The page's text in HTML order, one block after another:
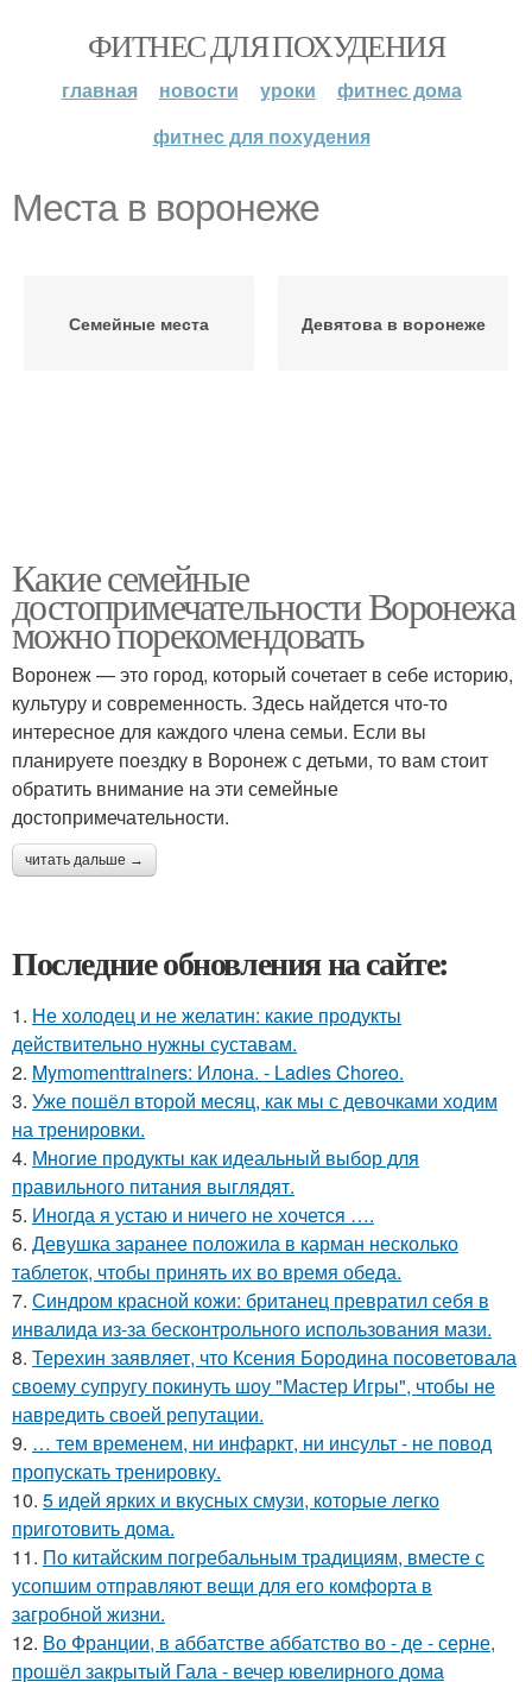
ФИТНЕС ДЛЯ ПОХУДЕНИЯ
главная новости уроки
фитнес дома
фитнес для похудения
Места в воронеже
Семейные места Девятова в воронеже
Какие семейные
достопримечательности Воронежа
можно порекомендовать
Воронеж — это город, который сочетает в себе историю,
культуру и современность. Здесь найдется что-то
интересное для каждого члена семьи. Если вы
планируете поездку в Воронеж с детьми, то вам стоит
обратить внимание на эти семейные
достопримечательности.
читать дальше →
Последние обновления на сайте:
1. Не холодец и не желатин: какие продукты
действительно нужны суставам.
2. Mymomenttrainers: Илона. - Ladies Choreo.
3. Уже пошёл второй месяц, как мы с девочками ходим
на тренировки.
4. Многие продукты как идеальный выбор для
правильного питания выглядят.
5. Иногда я устаю и ничего не хочется ….
6. Девушка заранее положила в карман несколько
таблеток, чтобы принять их во время обеда.
7. Синдром красной кожи: британец превратил себя в
инвалида из-за бесконтрольного использования мази.
8. Терехин заявляет, что Ксения Бородина посоветовала
своему супругу покинуть шоу "Мастер Игры", чтобы не
навредить своей репутации.
9. … тем временем, ни инфаркт, ни инсульт - не повод
пропускать тренировку.
10. 5 идей ярких и вкусных смузи, которые легко
приготовить дома.
11. По китайским погребальным традициям, вместе с
усопшим отправляют вещи для его комфорта в
загробной жизни.
12. Во Франции, в аббатстве аббатство во - де - серне,
прошёл закрытый Гала - вечер ювелирного дома